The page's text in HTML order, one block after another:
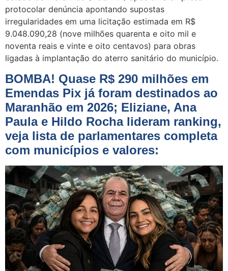
protocolar denúncia apontando supostas
irregularidades em uma licitação estimada em R$
9.048.090,28 (nove milhões quarenta e oito mil e
noventa reais e vinte e oito centavos) para obras
ligadas à implantação do aterro sanitário do município.
BOMBA! Quase R$ 290 milhões em
Emendas Pix já foram destinados ao
Maranhão em 2026; Eliziane, Ana
Paula e Hildo Rocha lideram ranking,
veja lista de parlamentares completa
com municípios e valores: